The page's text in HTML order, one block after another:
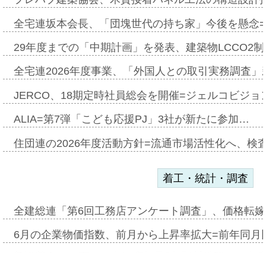
全宅連坂本会長、「団塊世代の持ち家」今後を懸
29年度までの「中期計画」を発表、建築物LCCO2
全宅連2026年度事業、「外国人との取引実務調査
JERCO、18期定時社員総会を開催=ジェルコビジ
ALIA=第7弾「こども応援PJ」3社が新たに参加…
住団連の2026年度活動方針=流通市場活性化へ、検
着工・統計・調査
全建総連「第6回工務店アンケート調査」、価格転
6月の企業物価指数、前月から上昇率拡大=前年同